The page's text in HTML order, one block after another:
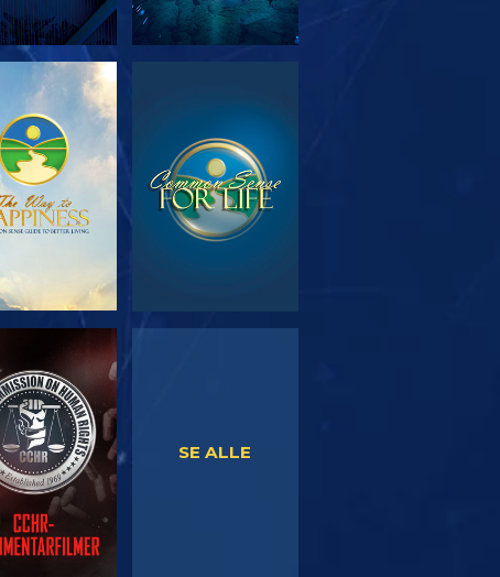
SERIEN
SE
SE ALLE